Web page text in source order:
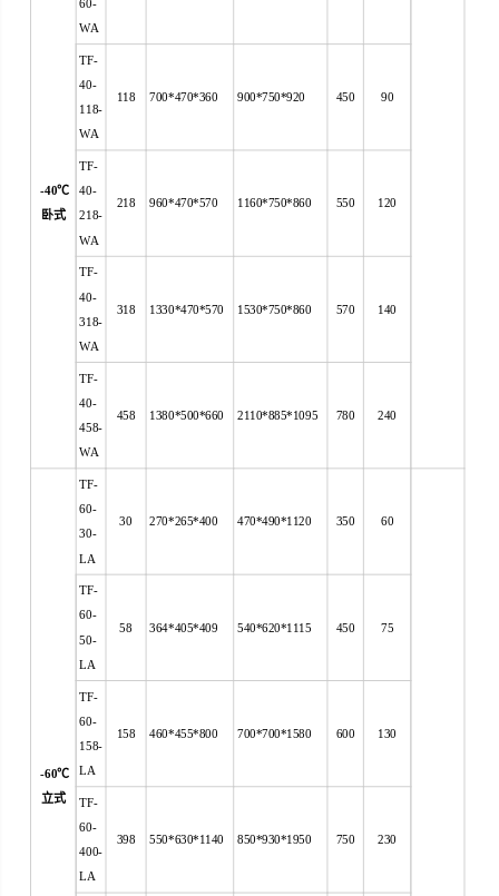
-40℃
卧式
60-
WA
TF-
40-
118-
WA
118 700*470*360 900*750*920 450 90
TF-
40-
218-
WA
218 960*470*570 1160*750*860 550 120
TF-
40-
318-
WA
318 1330*470*570 1530*750*860 570 140
TF-
40-
458-
WA
458 1380*500*660 2110*885*1095 780 240
-60℃
立式
TF-
60-
30-
LA
30 270*265*400 470*490*1120 350 60
TF-
60-
50-
LA
58 364*405*409 540*620*1115 450 75
TF-
60-
158-
LA
158 460*455*800 700*700*1580 600 130
TF-
60-
400-
LA
398 550*630*1140 850*930*1950 750 230